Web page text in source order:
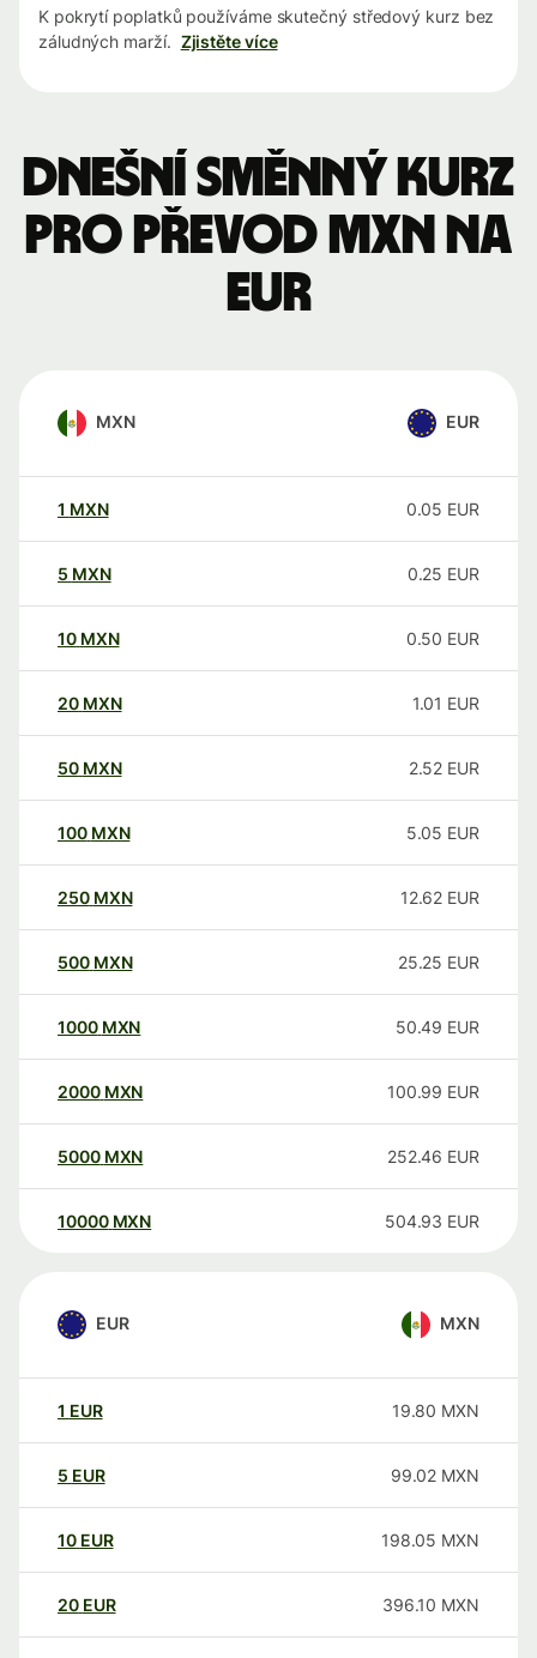
K pokrytí poplatků používáme skutečný středový kurz bez
záludných marží. Zjistěte více
Dnešní směnný kurz
pro převod MXN na
EUR
MXN EUR
1 MXN 0.05 EUR
5 MXN 0.25 EUR
10 MXN 0.50 EUR
20 MXN 1.01 EUR
50 MXN 2.52 EUR
100 MXN 5.05 EUR
250 MXN 12.62 EUR
500 MXN 25.25 EUR
1000 MXN 50.49 EUR
2000 MXN 100.99 EUR
5000 MXN 252.46 EUR
10000 MXN 504.93 EUR
EUR MXN
1 EUR 19.80 MXN
5 EUR 99.02 MXN
10 EUR 198.05 MXN
20 EUR 396.10 MXN